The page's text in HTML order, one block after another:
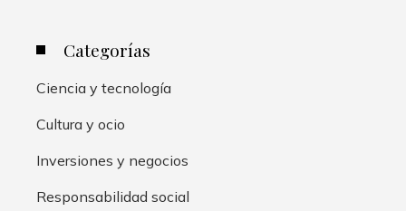
Categorías
Ciencia y tecnología
Cultura y ocio
Inversiones y negocios
Responsabilidad social